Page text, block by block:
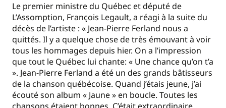
Le premier ministre du Québec et député de
L’Assomption, François Legault, a réagi à la suite du
décès de l’artiste : « Jean-Pierre Ferland nous a
quittés. Il y a quelque chose de très émouvant à voir
tous les hommages depuis hier. On a l’impression
que tout le Québec lui chante: « Une chance qu’on t’a
». Jean-Pierre Ferland a été un des grands bâtisseurs
de la chanson québécoise. Quand j’étais jeune, j’ai
écouté son album « Jaune » en boucle. Toutes les